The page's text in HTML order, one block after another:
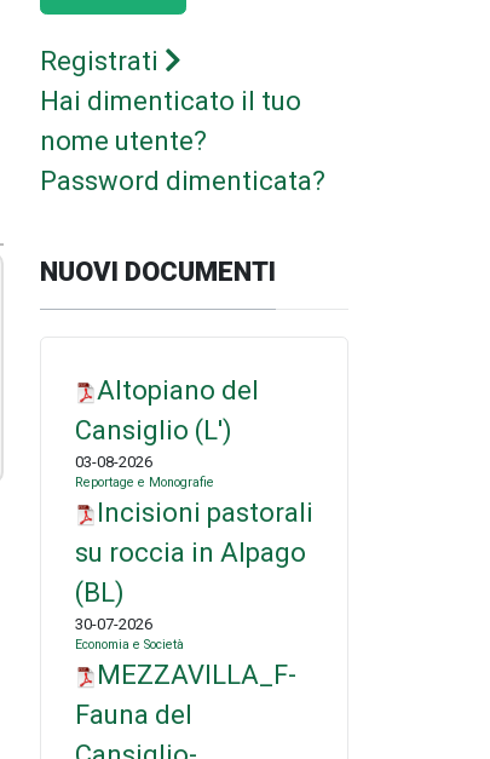
Registrati
Hai dimenticato il tuo
nome utente?
Password dimenticata?
NUOVI DOCUMENTI
Altopiano del
Cansiglio (L')
03-08-2026
Reportage e Monografie
Incisioni pastorali
su roccia in Alpago
(BL)
30-07-2026
Economia e Società
MEZZAVILLA_F-
Fauna del